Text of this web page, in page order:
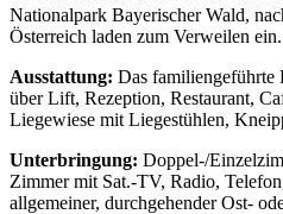
Nationalpark Bayerischer Wald,
Österreich laden zum Verweilen ein.
Ausstattung: Das
über Lift, Rezeption, Restaurant,
Liegewiese mit Liegestühlen,
Unterbringung: Doppel-/
Zimmer mit Sat.-TV, Radio,
allgemeiner, durchgehender Ost-